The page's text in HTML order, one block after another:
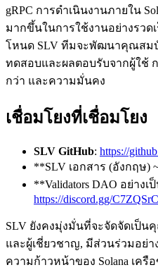
gRPC การดําเนินงานภายใน
มากขึ้นในการใช้งานอย่างรวด
โหนด SLV ทีมจะพัฒนาคุณสม
ทดสอบและผลตอบรับจากผู้ใช้
กว่า และความมั่นคง
เชื่อมโยงที่เชื่อมโยง
SLV GitHub: https://
**SLV เอกสาร (อังกฤษ)
**Validators DAO อย่างเ
https://discord.gg/
SLV ยังคงมุ่งมั่นที่จะจัดจัดเป็
และผู้เชี่ยวชาญ, มีส่วนร่วมอย่า
ความก้าวหน้าของ Solana เครื